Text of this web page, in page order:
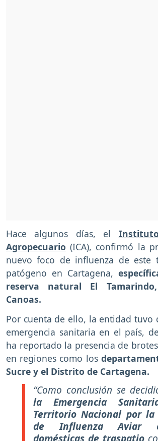
Hace algunos días, el
Agropecuario (ICA), confirmó la
nuevo foco de influenza de este
patógeno en Cartagena,
reserva natural El
Canoas.
Por cuenta de ello, la entidad tuvo
emergencia sanitaria en el país,
ha reportado la presencia de
en regiones como los
Sucre y el Distrito de Cartagena.
“Como conclusión se
la Emergencia
Territorio Nacional por la
de Influenza Aviar